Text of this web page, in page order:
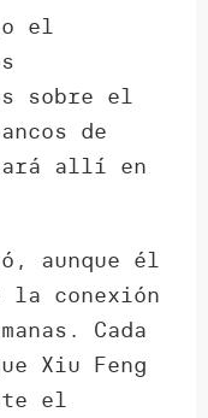
el
sobre el
de
allí en
aunque él
la conexión
Cada
Xiu Feng
el